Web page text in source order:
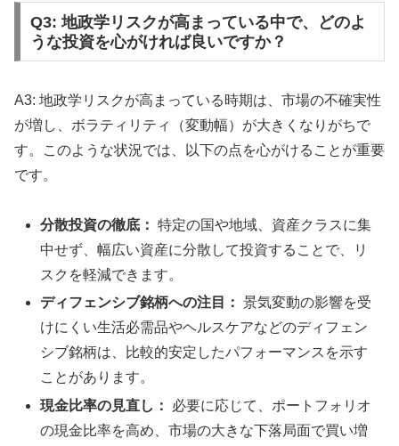
Q3: 地政学リスクが高まっている中で、どのよ
うな投資を心がければ良いですか？
A3: 地政学リスクが高まっている時期は、市場の不確実性
が増し、ボラティリティ（変動幅）が大きくなりがちで
す。このような状況では、以下の点を心がけることが重要
です。
分散投資の徹底： 特定の国や地域、資産クラスに集
中せず、幅広い資産に分散して投資することで、リ
スクを軽減できます。
ディフェンシブ銘柄への注目： 景気変動の影響を受
けにくい生活必需品やヘルスケアなどのディフェン
シブ銘柄は、比較的安定したパフォーマンスを示す
ことがあります。
現金比率の見直し：
必要に応じて、ポートフォリオ
の現金比率を高め、市場の大きな下落局面で買い増